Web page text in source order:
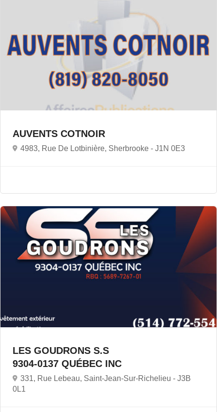
AUVENTS COTNOIR
4983, Rue De Lotbinière, Sherbrooke - J1N 0E3
LES GOUDRONS S.S
9304-0137 QUÉBEC INC
331, Rue Lebeau, Saint-Jean-Sur-Richelieu - J3B
0L1